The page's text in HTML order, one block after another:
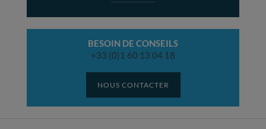
BESOIN DE CONSEILS
+33 (0)1 60 13 04 18
NOUS CONTACTER